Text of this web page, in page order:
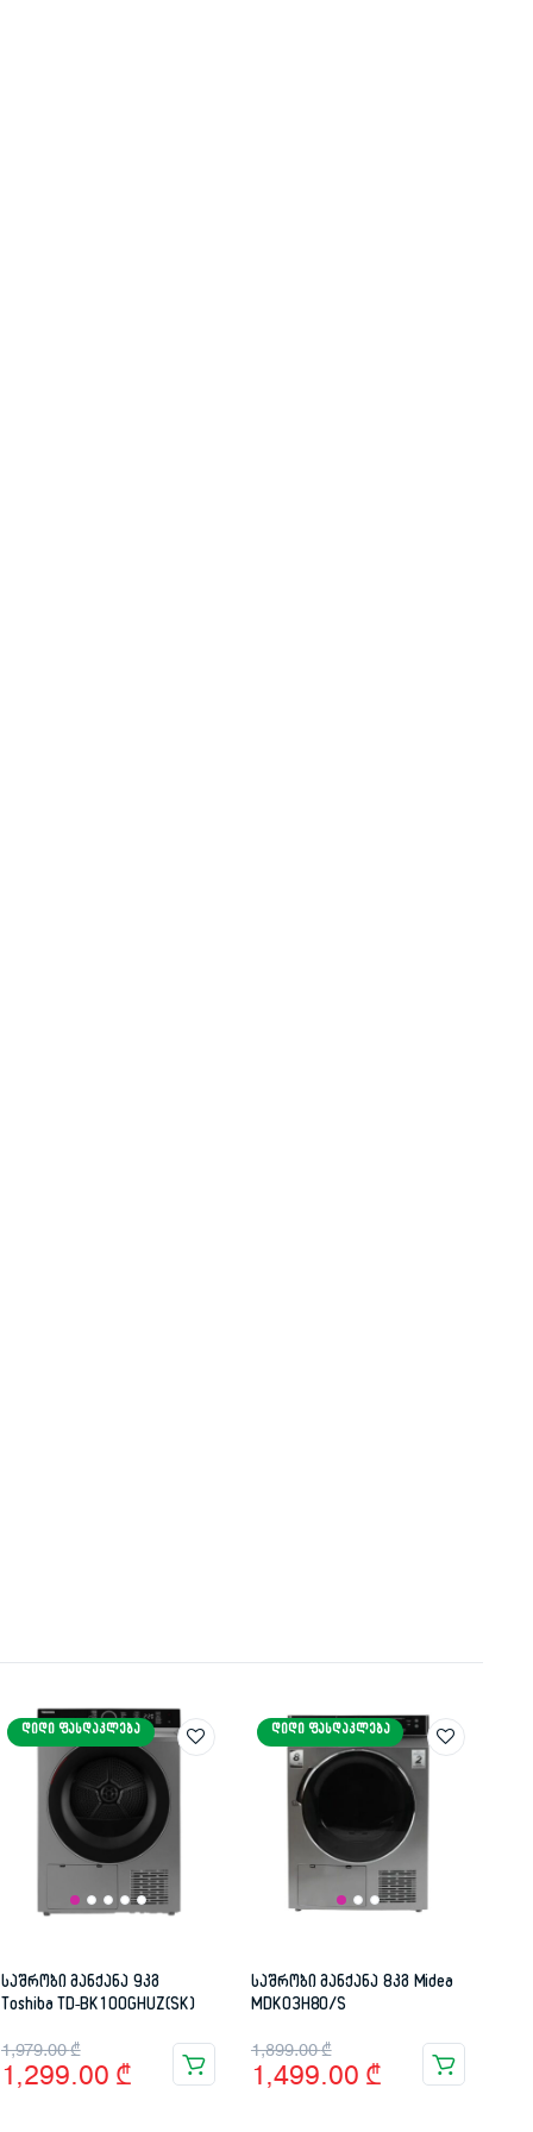
ᲓᲘᲓᲘ ᲤᲐᲡᲓᲐᲙᲚᲔᲑᲐ
საშრობი მანქანა 9კგ
Toshiba TD-BK100GHUZ(SK)
1,979.00₾
Original
price
1,299.00 ₾
Current
price
ᲓᲘᲓᲘ ᲤᲐᲡᲓᲐᲙᲚᲔᲑᲐ
საშრობი მანქანა 8კგ Midea
MDK03H80/S
1,899.00₾
Original
price
1,499.00 ₾
Current
price